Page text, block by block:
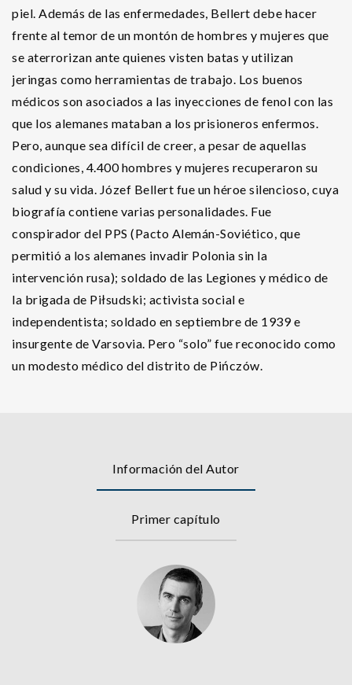
piel. Además de las enfermedades, Bellert debe hacer
frente al temor de un montón de hombres y mujeres que
se aterrorizan ante quienes visten batas y utilizan
jeringas como herramientas de trabajo. Los buenos
médicos son asociados a las inyecciones de fenol con las
que los alemanes mataban a los prisioneros enfermos.
Pero, aunque sea difícil de creer, a pesar de aquellas
condiciones, 4.400 hombres y mujeres recuperaron su
salud y su vida. Józef Bellert fue un héroe silencioso, cuya
biografía contiene varias personalidades. Fue
conspirador del PPS (Pacto Alemán-Soviético, que
permitió a los alemanes invadir Polonia sin la
intervención rusa); soldado de las Legiones y médico de
la brigada de Piłsudski; activista social e
independentista; soldado en septiembre de 1939 e
insurgente de Varsovia. Pero “solo” fue reconocido como
un modesto médico del distrito de Pińczów.
Información del Autor
Primer capítulo